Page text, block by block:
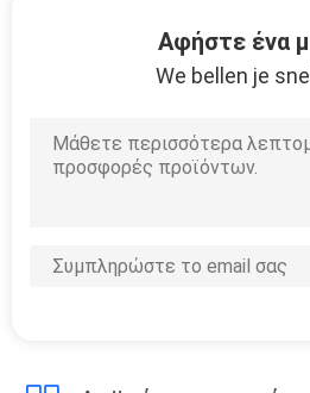
Αφήστε ένα
We bellen je